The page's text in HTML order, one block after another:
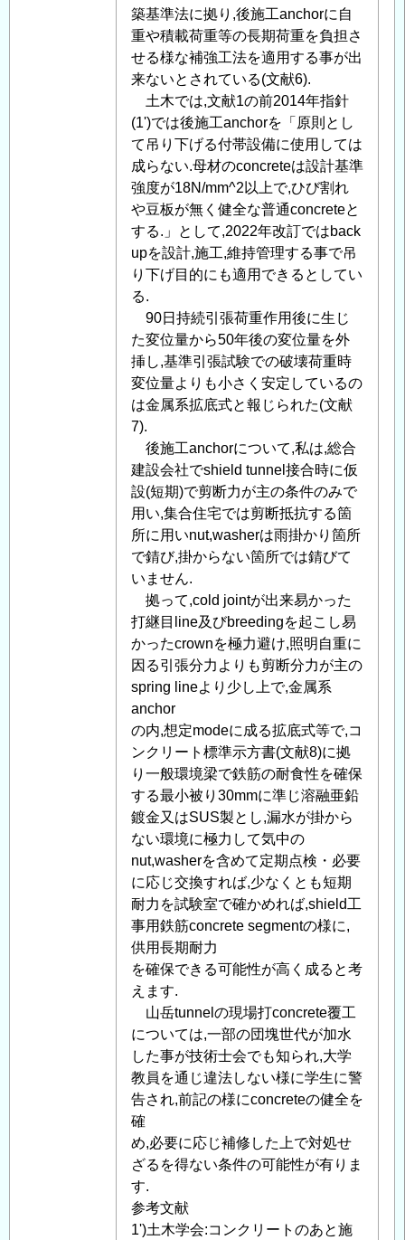
明
用
ア
ン
ー
ボ
ル
ト
の
現
地
引
抜
験
に
つ
い
て」
の
返
信
築基準法に拠り,後施工anchorに自
重や積載荷重等の長期荷重を負担さ
せる様な補強工法を適用する事が出
来ないとされている(文献6).
土木では,文献1の前2014年指針
(1')では後施工anchorを「原則とし
て吊り下げる付帯設備に使用しては
成らない.母材のconcreteは設計基準
強度が18N/mm^2以上で,ひび割れ
や豆板が無く健全な普通concreteと
する.」として,2022年改訂ではback
upを設計,施工,維持管理する事で吊
り下げ目的にも適用できるとしてい
る.
90日持続引張荷重作用後に生じ
た変位量から50年後の変位量を外
挿し,基準引張試験での破壊荷重時
変位量よりも小さく安定しているの
は金属系拡底式と報じられた(文献
7).
後施工anchorについて,私は,総合
建設会社でshield tunnel接合時に仮
設(短期)で剪断力が主の条件のみで
用い,集合住宅では剪断抵抗する箇
所に用いnut,washerは雨掛かり箇所
で錆び,掛からない箇所では錆びて
いません.
拠って,cold jointが出来易かった
打継目line及びbreedingを起こし易
かったcrownを極力避け,照明自重に
因る引張分力よりも剪断分力が主の
spring lineより少し上で,金属系
anchor
の内,想定modeに成る拡底式等で,コ
ンクリート標準示方書(文献8)に拠
り一般環境梁で鉄筋の耐食性を確保
する最小被り30mmに準じ溶融亜鉛
鍍金又はSUS製とし,漏水が掛から
ない環境に極力して気中の
nut,washerを含めて定期点検・必要
に応じ交換すれば,少なくとも短期
耐力を試験室で確かめれば,shield工
事用鉄筋concrete segmentの様に,
供用長期耐力
を確保できる可能性が高く成ると考
えます.
山岳tunnelの現場打concrete覆工
については,一部の団塊世代が加水
した事が技術士会でも知られ,大学
教員を通じ違法しない様に学生に警
告され,前記の様にconcreteの健全を
確
め,必要に応じ補修した上で対処せ
ざるを得ない条件の可能性が有りま
す.
参考文献
1')土木学会:コンクリートのあと施